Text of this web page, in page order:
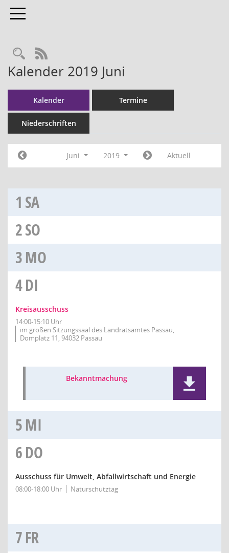
Toggle navigation
RSS-Feed
Kalender 2019 Juni
Kalender Termine
Niederschriften
Juni 2019 Aktuell
1 SA
2SO
3MO
4DI
Kreisausschuss
14:00-15:10 Uhr
im großen Sitzungssaal des Landratsamtes Passau,
Domplatz 11, 94032 Passau
Bekanntmachung
5MI
6DO
Ausschuss für Umwelt, Abfallwirtschaft und Energie
08:00-18:00 Uhr Naturschutztag
7FR